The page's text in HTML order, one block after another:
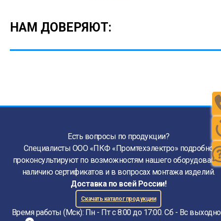
НАМ ДОВЕРЯЮТ:
Есть вопросы по продукции?
Специалисты ООО «ПКФ «Промтехэлектро» подробно
проконсультируют по возможностям нашего
наличию сертификатов и в вопросах монтажа изделий.
Доставка по всей России!
Скачать каталог продукции
Время работы (Мск): Пн - Пт с 8:00 до 17:00. Сб - Вс